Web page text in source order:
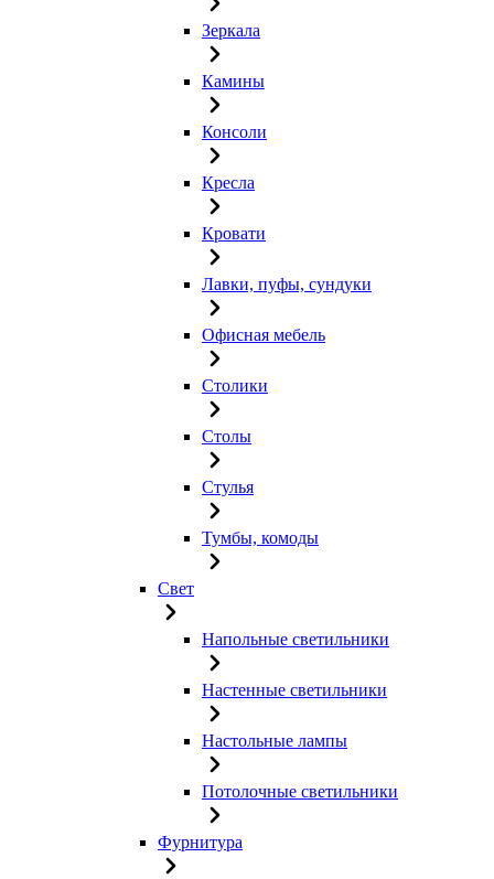
Зеркала
Камины
Консоли
Кресла
Кровати
Лавки, пуфы, сундуки
Офисная мебель
Столики
Столы
Стулья
Тумбы, комоды
Свет
Напольные светильники
Настенные светильники
Настольные лампы
Потолочные светильники
Фурнитура